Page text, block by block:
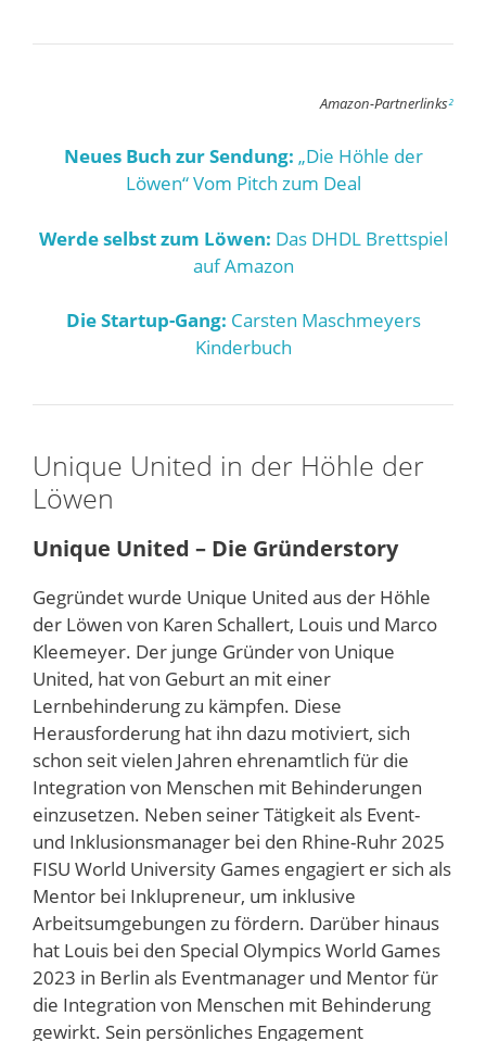
Amazon-Partnerlinks²
Neues Buch zur Sendung: „Die Höhle der
Löwen“ Vom Pitch zum Deal
Werde selbst zum Löwen: Das DHDL Brettspiel
auf Amazon
Die Startup-Gang: Carsten Maschmeyers
Kinderbuch
Unique United in der Höhle der
Löwen
Unique United – Die Gründerstory
Gegründet wurde Unique United aus der Höhle
der Löwen von Karen Schallert, Louis und Marco
Kleemeyer. Der junge Gründer von Unique
United, hat von Geburt an mit einer
Lernbehinderung zu kämpfen. Diese
Herausforderung hat ihn dazu motiviert, sich
schon seit vielen Jahren ehrenamtlich für die
Integration von Menschen mit Behinderungen
einzusetzen. Neben seiner Tätigkeit als Event-
und Inklusionsmanager bei den Rhine-Ruhr 2025
FISU World University Games engagiert er sich als
Mentor bei Inklupreneur, um inklusive
Arbeitsumgebungen zu fördern. Darüber hinaus
hat Louis bei den Special Olympics World Games
2023 in Berlin als Eventmanager und Mentor für
die Integration von Menschen mit Behinderung
gewirkt. Sein persönliches Engagement